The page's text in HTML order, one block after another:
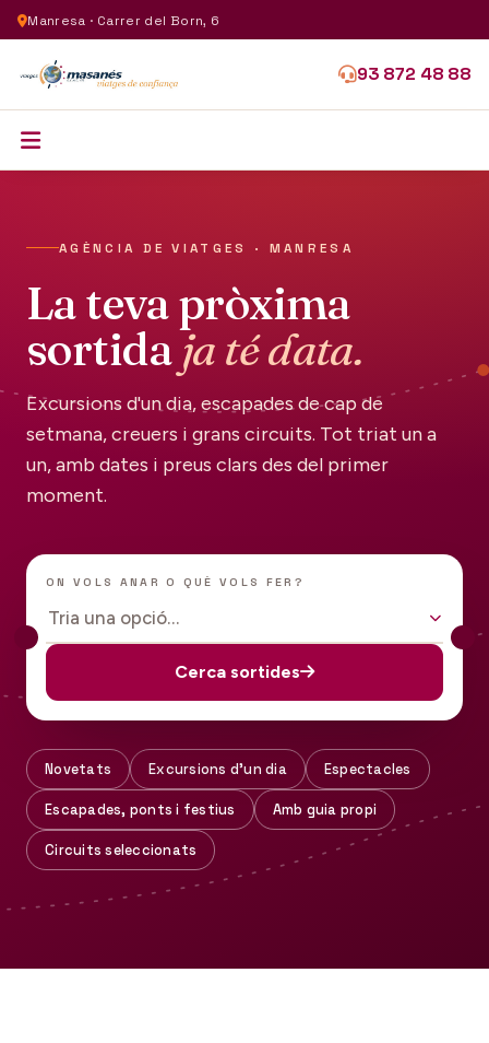
Manresa · Carrer del Born, 6
93 872 48 88
AGÈNCIA DE VIATGES · MANRESA
La teva pròxima
sortidaja té data.
Excursions d'un dia, escapades de cap de
setmana, creuers i grans circuits. Tot triat un a
un, amb dates i preus clars des del primer
moment.
ON VOLS ANAR O QUÈ VOLS FER?
Tria una opció…
Cerca sortides
Novetats Excursions d'un dia Espectacles
Escapades, ponts i festius Amb guia propi
Circuits seleccionats